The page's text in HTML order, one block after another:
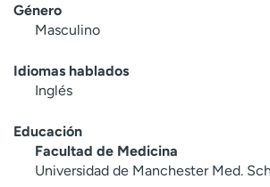
Género
Masculino
Idiomas hablados
Inglés
Educación
Facultad de Medicina
Universidad de Manchester Med.